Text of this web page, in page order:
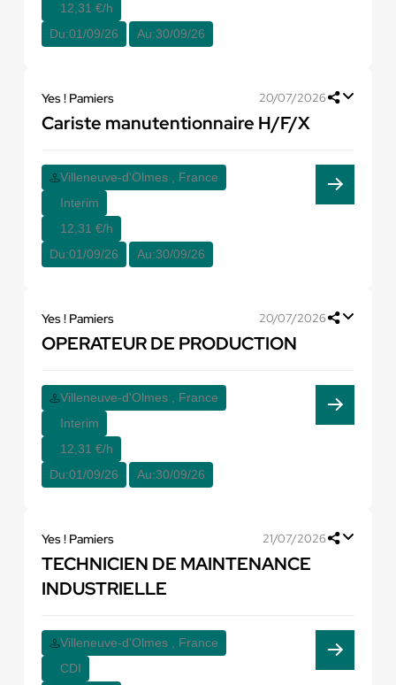
12,31 €/h
Du:01/09/26 Au:30/09/26
Yes ! Pamiers 20/07/2026
Cariste manutentionnaire H/F/X
Villeneuve-d'Olmes , France
Interim
12,31 €/h
Du:01/09/26 Au:30/09/26
Yes ! Pamiers 20/07/2026
OPERATEUR DE PRODUCTION
Villeneuve-d'Olmes , France
Interim
12,31 €/h
Du:01/09/26 Au:30/09/26
Yes ! Pamiers 21/07/2026
TECHNICIEN DE MAINTENANCE
INDUSTRIELLE
Villeneuve-d'Olmes , France
CDI